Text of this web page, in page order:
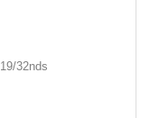
19/32nds